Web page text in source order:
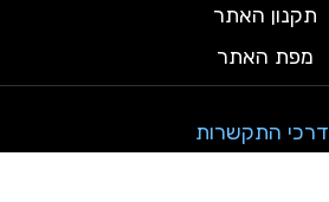
תקנון האתר
מפת האתר
דרכי התקשרות